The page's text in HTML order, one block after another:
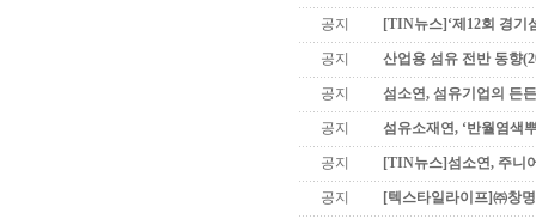
공지
[TIN뉴스]‘제12회 경기
공지 산업용 섬유 전반 동향
공지 섬소연, 섬유기업의 든
공지 섬유소재연, ‘반월염색
공지 [TIN뉴스]섬소연, 주니
공지 [텍스타일라이프]㈜창